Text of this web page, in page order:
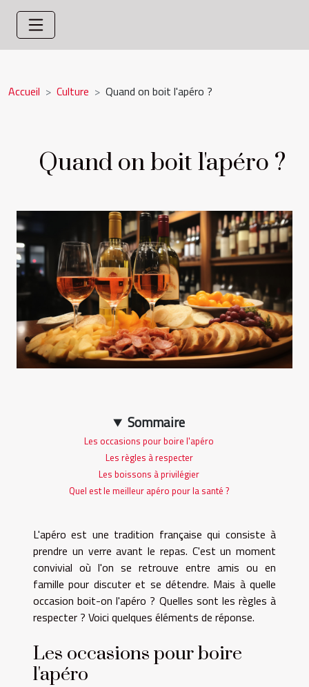
Accueil Culture Quand on boit l'apéro ?
Quand on boit l'apéro ?
Sommaire
Les occasions pour boire l'apéro
Les règles à respecter
Les boissons à privilégier
Quel est le meilleur apéro pour la santé ?
L'apéro est une tradition française qui consiste à
prendre un verre avant le repas. C'est un moment
convivial où l'on se retrouve entre amis ou en
famille pour discuter et se détendre. Mais à quelle
occasion boit-on l'apéro ? Quelles sont les règles à
respecter ? Voici quelques éléments de réponse.
Les occasions pour boire
l'apéro